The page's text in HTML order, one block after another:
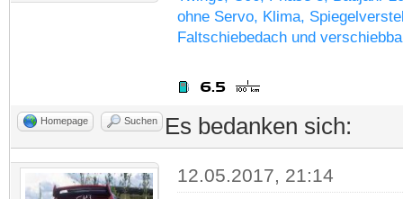
ohne Servo, Klima,
Faltschiebedach und
Homepage Suchen Es bedanken sich:
12.05.2017, 21:14